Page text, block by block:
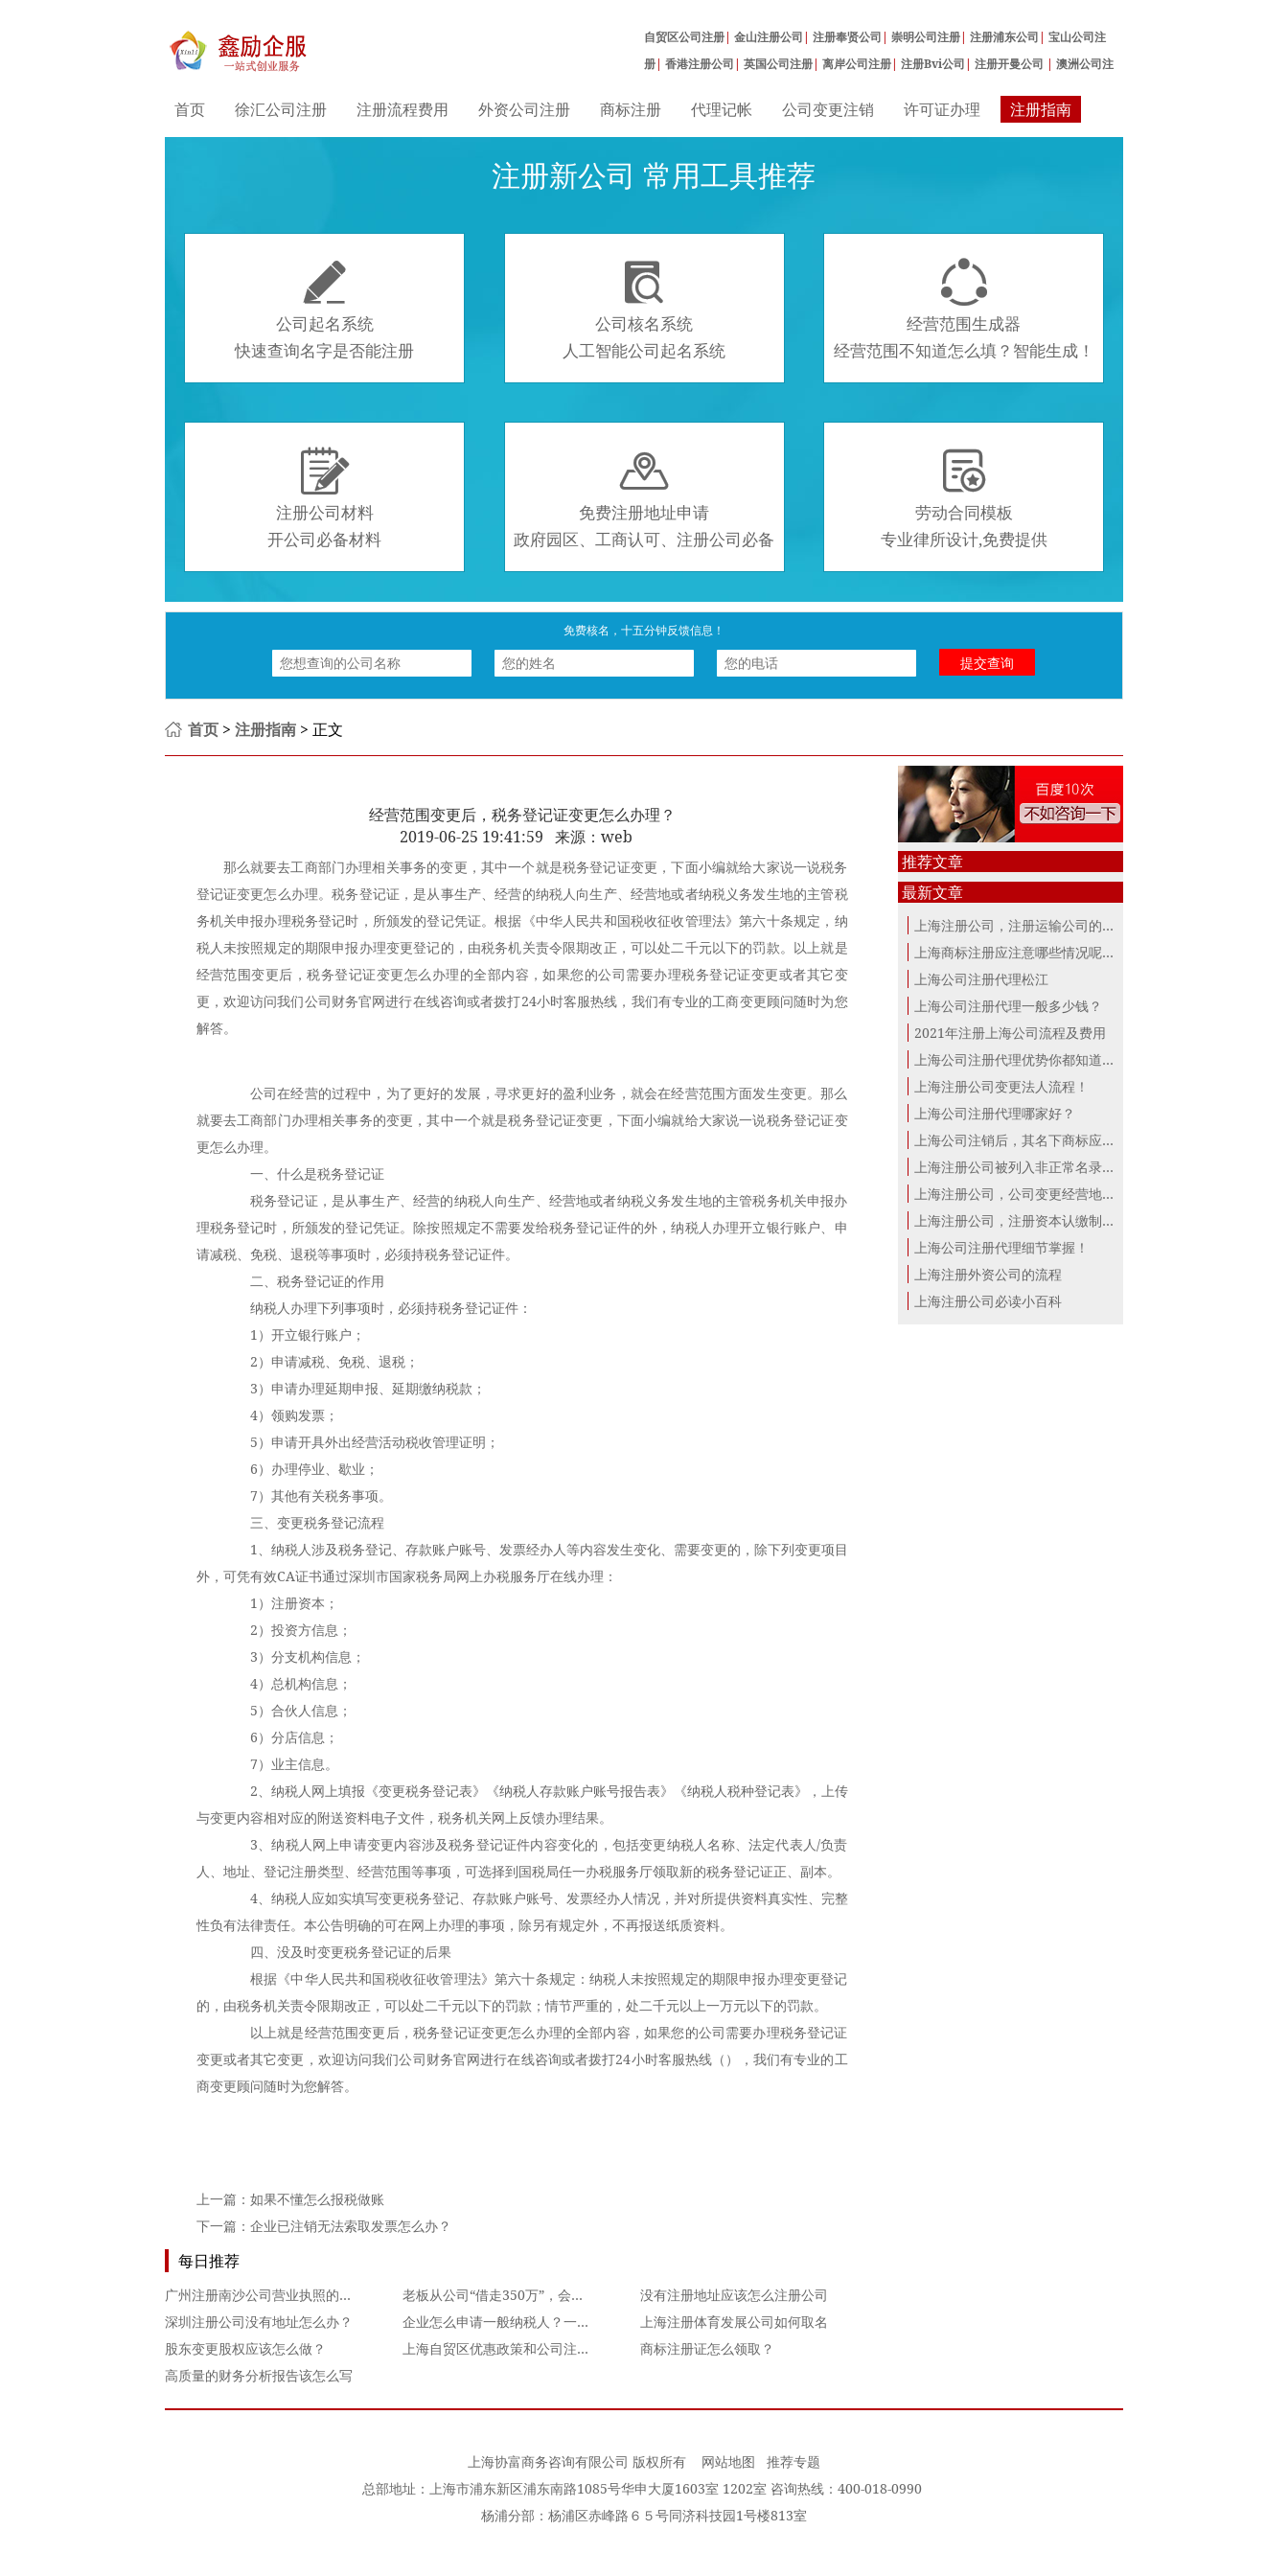
自贸区公司注册| 金山注册公司 | 注册奉贤公司 | 崇明公司注册| 注册浦东公司 | 宝山公司注
册| 香港注册公司 | 英国公司注册| 离岸公司注册| 注册Bvi公司 | 注册开曼公司 | 澳洲公司注
首页 徐汇公司注册 注册流程费用 外资公司注册 商标注册 代理记帐 公司变更注销 许可证办理 注册指南
注册新公司 常用工具推荐

公司起名系统
快速查询名字是否能注册

公司核名系统
人工智能公司起名系统

经营范围生成器
经营范围不知道怎么填？智能生成！

注册公司材料
开公司必备材料

免费注册地址申请
政府园区、工商认可、注册公司必备

劳动合同模板
专业律所设计,免费提供
免费核名，十五分钟反馈信息！
首页 > 注册指南 > 正文
经营范围变更后，税务登记证变更怎么办理？
2019-06-25 19:41:59 来源：web
那么就要去工商部门办理相关事务的变更，其中一个就是税务登记证变更，下面小编就给大家说一说税务
登记证变更怎么办理。税务登记证，是从事生产、经营的纳税人向生产、经营地或者纳税义务发生地的主管税
务机关申报办理税务登记时，所颁发的登记凭证。根据《中华人民共和国税收征收管理法》第六十条规定，纳
税人未按照规定的期限申报办理变更登记的，由税务机关责令限期改正，可以处二千元以下的罚款。以上就是
经营范围变更后，税务登记证变更怎么办理的全部内容，如果您的公司需要办理税务登记证变更或者其它变
更，欢迎访问我们公司财务官网进行在线咨询或者拨打24小时客服热线，我们有专业的工商变更顾问随时为您
解答。
公司在经营的过程中，为了更好的发展，寻求更好的盈利业务，就会在经营范围方面发生变更。那么
就要去工商部门办理相关事务的变更，其中一个就是税务登记证变更，下面小编就给大家说一说税务登记证变
更怎么办理。
一、什么是税务登记证
税务登记证，是从事生产、经营的纳税人向生产、经营地或者纳税义务发生地的主管税务机关申报办
理税务登记时，所颁发的登记凭证。除按照规定不需要发给税务登记证件的外，纳税人办理开立银行账户、申
请减税、免税、退税等事项时，必须持税务登记证件。
二、税务登记证的作用
纳税人办理下列事项时，必须持税务登记证件：
1）开立银行账户；
2）申请减税、免税、退税；
3）申请办理延期申报、延期缴纳税款；
4）领购发票；
5）申请开具外出经营活动税收管理证明；
6）办理停业、歇业；
7）其他有关税务事项。
三、变更税务登记流程
1、纳税人涉及税务登记、存款账户账号、发票经办人等内容发生变化、需要变更的，除下列变更项目
外，可凭有效CA证书通过深圳市国家税务局网上办税服务厅在线办理：
1）注册资本；
2）投资方信息；
3）分支机构信息；
4）总机构信息；
5）合伙人信息；
6）分店信息；
7）业主信息。
2、纳税人网上填报《变更税务登记表》《纳税人存款账户账号报告表》《纳税人税种登记表》，上传
与变更内容相对应的附送资料电子文件，税务机关网上反馈办理结果。
3、纳税人网上申请变更内容涉及税务登记证件内容变化的，包括变更纳税人名称、法定代表人/负责
人、地址、登记注册类型、经营范围等事项，可选择到国税局任一办税服务厅领取新的税务登记证正、副本。
4、纳税人应如实填写变更税务登记、存款账户账号、发票经办人情况，并对所提供资料真实性、完整
性负有法律责任。本公告明确的可在网上办理的事项，除另有规定外，不再报送纸质资料。
四、没及时变更税务登记证的后果
根据《中华人民共和国税收征收管理法》第六十条规定：纳税人未按照规定的期限申报办理变更登记
的，由税务机关责令限期改正，可以处二千元以下的罚款；情节严重的，处二千元以上一万元以下的罚款。
以上就是经营范围变更后，税务登记证变更怎么办理的全部内容，如果您的公司需要办理税务登记证
变更或者其它变更，欢迎访问我们公司财务官网进行在线咨询或者拨打24小时客服热线（），我们有专业的工
商变更顾问随时为您解答。
上一篇： 如果不懂怎么报税做账
下一篇： 企业已注销无法索取发票怎么办？
每日推荐
广州注册南沙公司营业执照的流程要怎么走 老板从公司“借走350万”，会计怎么做账？
没有注册地址应该怎么注册公司
深圳注册公司没有地址怎么办？
企业怎么申请一般纳税人？一般纳税人认定标准条件
上海注册体育发展公司如何取名
股东变更股权应该怎么做？
上海自贸区优惠政策和公司注册流程
商标注册证怎么领取？
高质量的财务分析报告该怎么写
推荐文章
最新文章
上海注册公司，注册运输公司的条件！
上海商标注册应注意哪些情况呢？
上海公司注册代理松江
上海公司注册代理一般多少钱？
2021年注册上海公司流程及费用
上海公司注册代理优势你都知道？
上海注册公司变更法人流程！
上海公司注册代理哪家好？
上海公司注销后，其名下商标应该怎么...
上海注册公司被列入非正常名录这三点...
上海注册公司，公司变更经营地注册地...
上海注册公司，注册资本认缴制下的误...
上海公司注册代理细节掌握！
上海注册外资公司的流程
上海注册公司必读小百科
上海协富商务咨询有限公司 版权所有 网站地图
推荐专题
总部地址：上海市浦东新区浦东南路1085号华申大厦1603室 1202室 咨询热线：400-018-0990
杨浦分部：杨浦区赤峰路６５号同济科技园1号楼813室